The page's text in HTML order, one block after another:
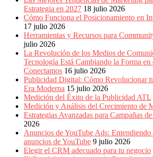
Periódicos
Producción
Gráfica
Colombia.
Estrategia en 2027 18 julio 2026
Cómo Funciona el Posicionamiento en
17 julio 2026
Herramientas y Recursos para
julio 2026
La Revolución de los Medios de
Tecnología Está Cambiando la Forma en
Conectamos 16 julio 2026
Publicidad Digital: Cómo Revolucionar
Era Moderna 15 julio 2026
Medición del Éxito de la Publicidad ATL
Medición y Análisis del Crecimiento de
Estrategias Avanzadas para Campañas
2026
Anuncios de YouTube Ads:
anuncios de YouTube 9 julio 2026
Elegir el CRM adecuado para tu negocio